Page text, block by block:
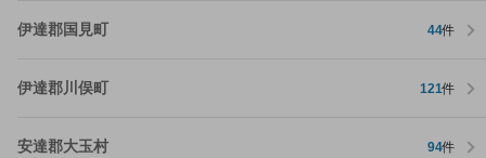
伊達郡国見町 44件
伊達郡川俣町 121件
安達郡大玉村 94件